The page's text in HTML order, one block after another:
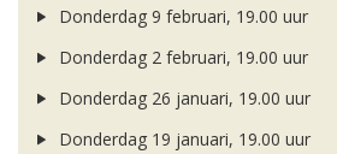
Donderdag 9 februari, 19.00 uur
Donderdag 2 februari, 19.00 uur
Donderdag 26 januari, 19.00 uur
Donderdag 19 januari, 19.00 uur